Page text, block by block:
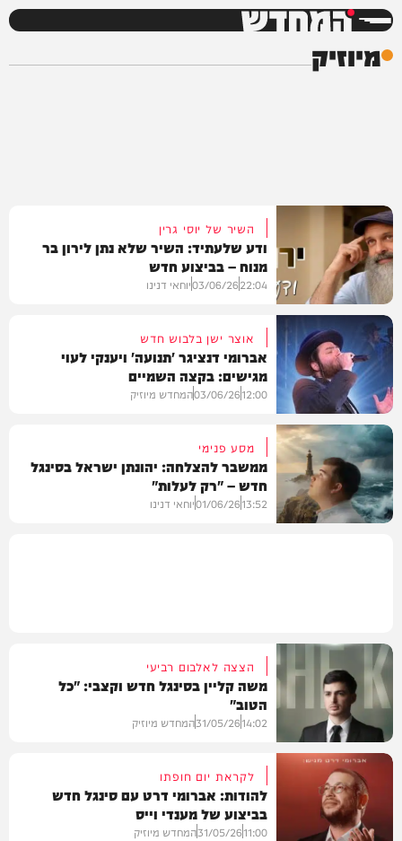
המחדש
מיוזיק
מיוזיק
השיר של יוסי גרין
ודע שלעתיד: השיר שלא נתן לירון בר
מנוח – בביצוע חדש
22:04
03/06/26יוחאי דנינו
וידאו
אוצר ישן בלבוש חדש
אברומי דנציגר 'תנועה' ויענקי לעוי
מגישים: בקצה השמיים
12:00
03/06/26המחדש מיוזיק
מסע פנימי
ממשבר להצלחה: יהונתן ישראל בסינגל
חדש – "רק לעלות"
13:52
01/06/26יוחאי דנינו
מיוזיק
הצצה לאלבום רביעי
משה קליין בסינגל חדש וקצבי: "כל
הטוב"
14:02
31/05/26המחדש מיוזיק
לקראת יום חופתו
להודות: אברומי דרט עם סינגל חדש
בביצוע של מענדי וייס
11:00
31/05/26המחדש מיוזיק